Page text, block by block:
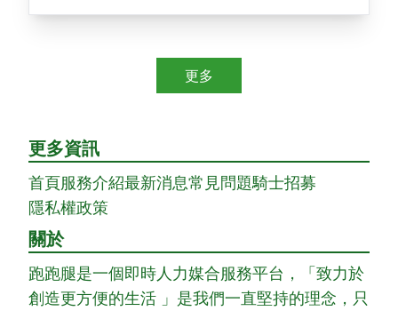
更多
更多資訊
首頁服務介紹最新消息常見問題騎士招募
隱私權政策
關於
跑跑腿是一個即時人力媒合服務平台，「致力於
創造更方便的生活 」是我們一直堅持的理念，只